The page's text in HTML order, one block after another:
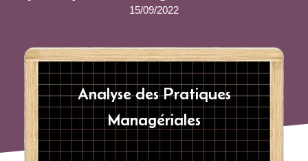
15/09/2022
Analyse des Pratiques
Managériales